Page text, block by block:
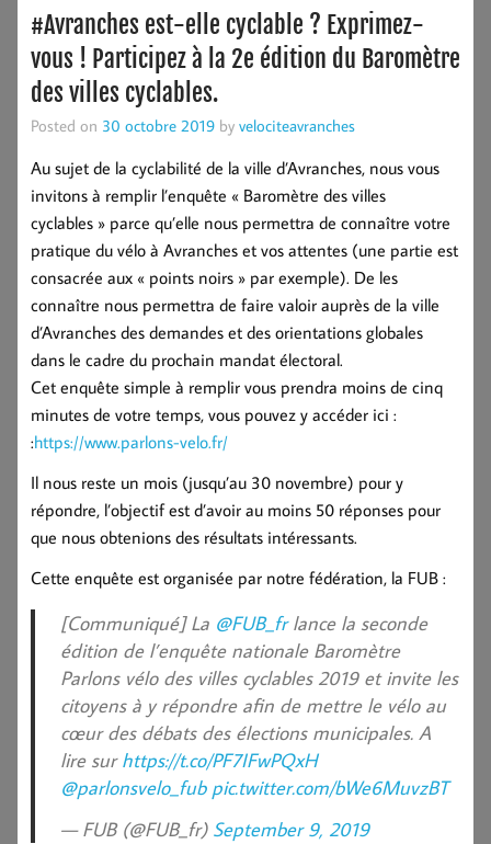
#Avranches est-elle cyclable ? Exprimez-
vous ! Participez à la 2e édition du Baromètre
des villes cyclables.
Posted on 30 octobre 2019 by velociteavranches
Au sujet de la cyclabilité de la ville d’Avranches, nous vous
invitons à remplir l’enquête « Baromètre des villes
cyclables » parce qu’elle nous permettra de connaître votre
pratique du vélo à Avranches et vos attentes (une partie est
consacrée aux « points noirs » par exemple). De les
connaître nous permettra de faire valoir auprès de la ville
d’Avranches des demandes et des orientations globales
dans le cadre du prochain mandat électoral.
Cet enquête simple à remplir vous prendra moins de cinq
minutes de votre temps, vous pouvez y accéder ici :
:https://www.parlons-velo.fr/
Il nous reste un mois (jusqu’au 30 novembre) pour y
répondre, l’objectif est d’avoir au moins 50 réponses pour
que nous obtenions des résultats intéressants.
Cette enquête est organisée par notre fédération, la FUB :
[Communiqué] La @FUB_frlance la seconde
édition de l’enquête nationale Baromètre
Parlons vélo des villes cyclables 2019 et invite les
citoyens à y répondre afin de mettre le vélo au
cœur des débats des élections municipales. A
lire surhttps://t.co/PF7IFwPQxH
@parlonsvelo_fub pic.twitter.com/bWe6MuvzBT
— FUB (@FUB_fr) September 9, 2019